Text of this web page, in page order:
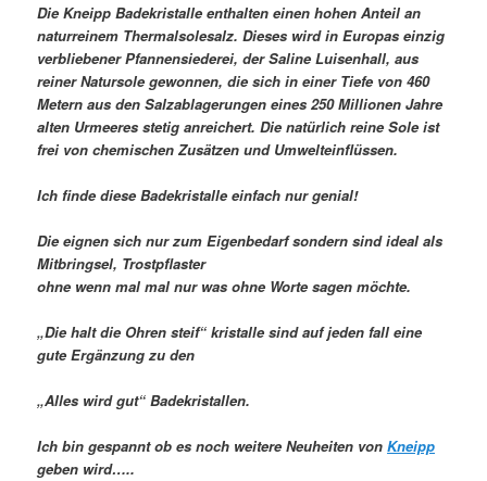
Die Kneipp Badekristalle enthalten einen hohen Anteil an
naturreinem Thermalsolesalz. Dieses wird in Europas einzig
verbliebener Pfannensiederei, der Saline Luisenhall, aus
reiner Natursole gewonnen, die sich in einer Tiefe von 460
Metern aus den Salzablagerungen eines 250 Millionen Jahre
alten Urmeeres stetig anreichert. Die natürlich reine Sole ist
frei von chemischen Zusätzen und Umwelteinflüssen.
Ich finde diese Badekristalle einfach nur genial!
Die eignen sich nur zum Eigenbedarf sondern sind ideal als
Mitbringsel, Trostpflaster
ohne wenn mal mal nur was ohne Worte sagen möchte.
„Die halt die Ohren steif“ kristalle sind auf jeden fall eine
gute Ergänzung zu den
„Alles wird gut“ Badekristallen.
Ich bin gespannt ob es noch weitere Neuheiten vonKneipp
geben wird…..